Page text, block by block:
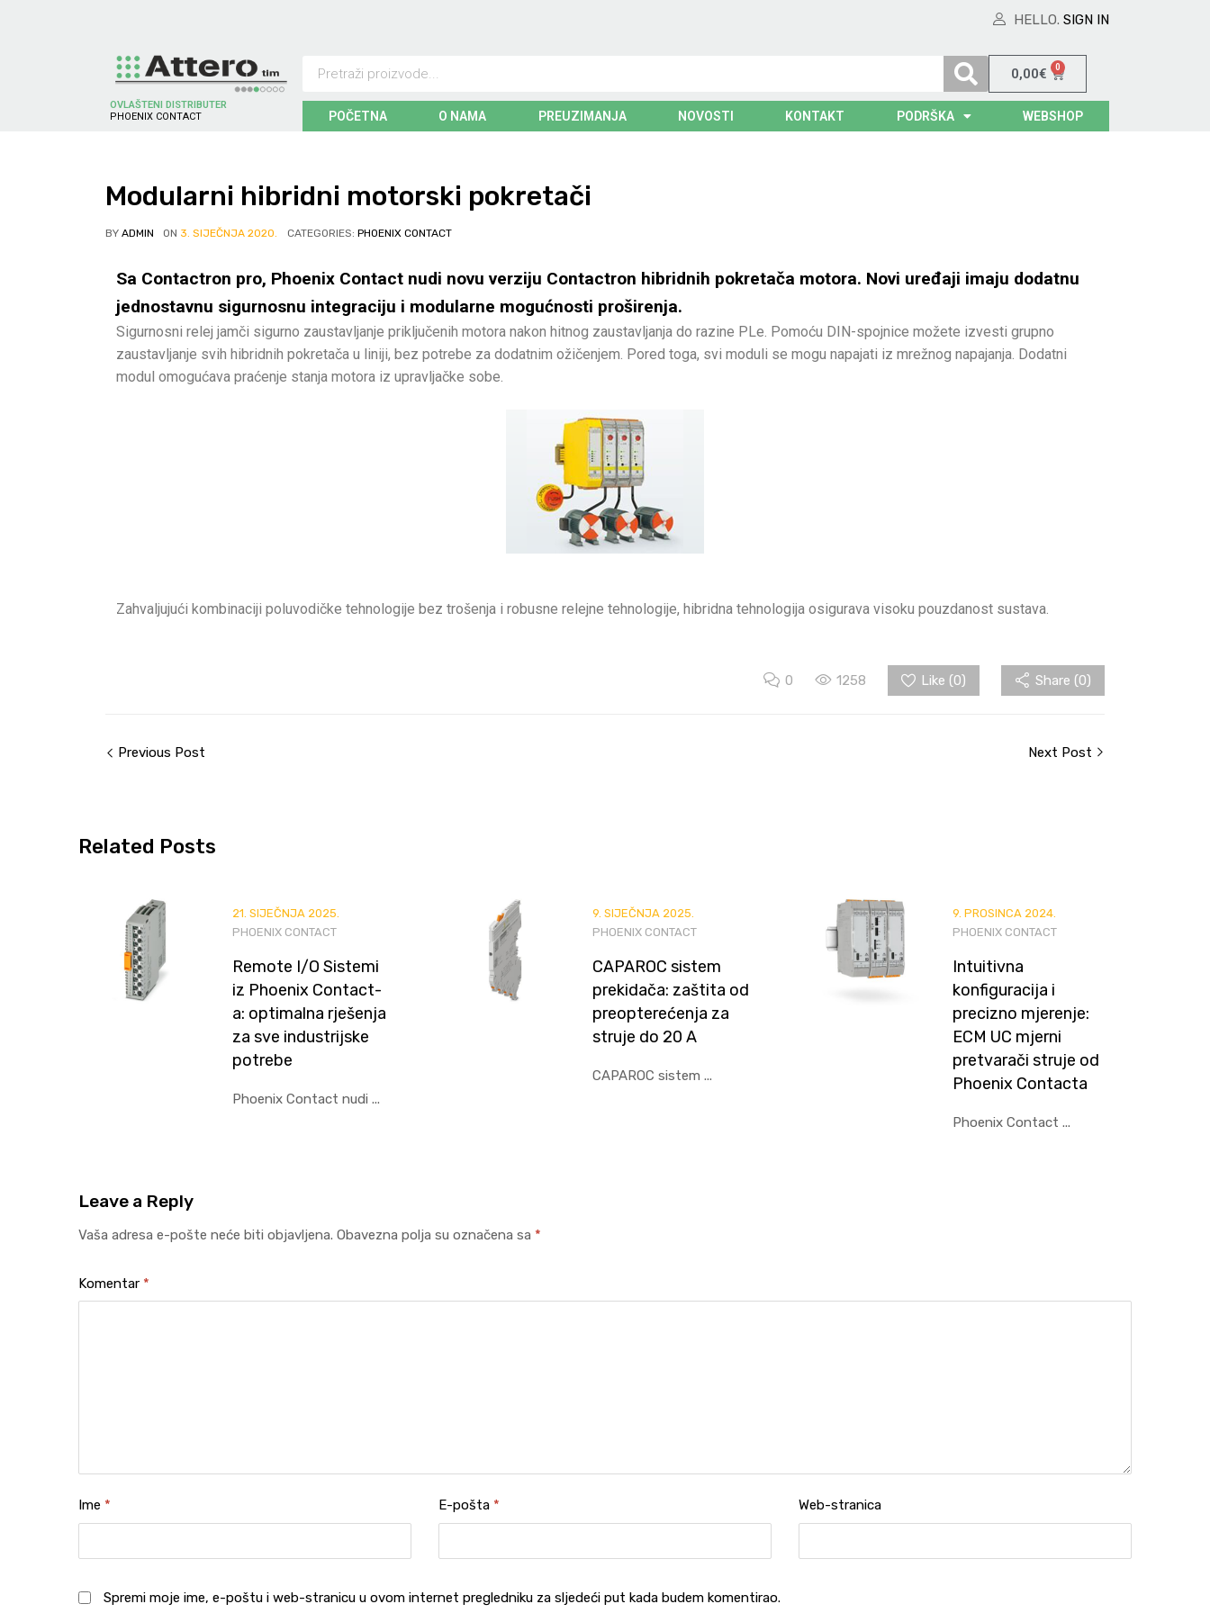
HELLO. SIGN IN
OVLAŠTENI DISTRIBUTER
P H O EN X CO NTACT
0,00€ 0
POČETNA O NAMA PREUZIMANJA NOVOSTI KONTAKT PODRŠKA WEBSHOP
Modularni hibridni motorski pokretači
BY ADMIN ON 3. SIJEČNJA 2020. CATEGORIES: PHOENIX CONTACT
Sa Contactron pro, Phoenix Contact nudi novu verziju Contactron hibridnih pokretača motora. Novi uređaji imaju dodatnu
jednostavnu sigurnosnu integraciju i modularne mogućnosti proširenja.
Sigurnosni relej jamči sigurno zaustavljanje priključenih motora nakon hitnog zaustavljanja do razine PLe. Pomoću DIN-spojnice možete izvesti grupno
zaustavljanje svih hibridnih pokretača u liniji, bez potrebe za dodatnim ožičenjem. Pored toga, svi moduli se mogu napajati iz mrežnog napajanja. Dodatni
modul omogućava praćenje stanja motora iz upravljačke sobe.
Zahvaljujući kombinaciji poluvodičke tehnologije bez trošenja i robusne relejne tehnologije, hibridna tehnologija osigurava visoku pouzdanost sustava.
0 1258 Like (0) Share (0)
Previous Post Next Post
Related Posts
21. SIJEČNJA 2025.
PHOENIX CONTACT
Remote I/O Sistemi
iz Phoenix Contact-
a: optimalna rješenja
za sve industrijske
potrebe
Phoenix Contact nudi ...
9. SIJEČNJA 2025.
PHOENIX CONTACT
CAPAROC sistem
prekidača: zaštita od
preopterećenja za
struje do 20 A
CAPAROC sistem ...
9. PROSINCA 2024.
PHOENIX CONTACT
Intuitivna
konfiguracija i
precizno mjerenje:
ECM UC mjerni
pretvarači struje od
Phoenix Contacta
Phoenix Contact ...
Leave a Reply
Vaša adresa e-pošte neće biti objavljena. Obavezna polja su označena sa *
Komentar *
Ime * E-pošta * Web-stranica
Spremi moje ime, e-poštu i web-stranicu u ovom internet pregledniku za sljedeći put kada budem komentirao.